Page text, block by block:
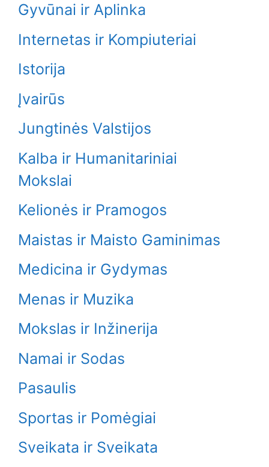
Gyvūnai ir Aplinka
Internetas ir Kompiuteriai
Istorija
Įvairūs
Jungtinės Valstijos
Kalba ir Humanitariniai
Mokslai
Kelionės ir Pramogos
Maistas ir Maisto Gaminimas
Medicina ir Gydymas
Menas ir Muzika
Mokslas ir Inžinerija
Namai ir Sodas
Pasaulis
Sportas ir Pomėgiai
Sveikata ir Sveikata